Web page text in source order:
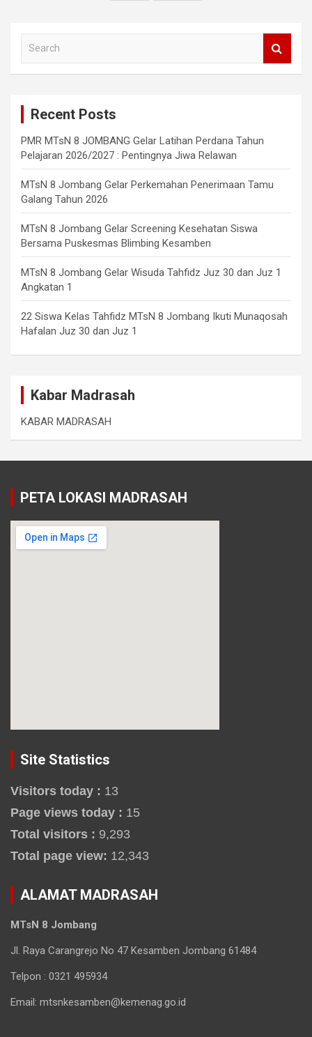
Recent Posts
PMR MTsN 8 JOMBANG Gelar Latihan Perdana Tahun
Pelajaran 2026/2027 : Pentingnya Jiwa Relawan
MTsN 8 Jombang Gelar Perkemahan Penerimaan Tamu
Galang Tahun 2026
MTsN 8 Jombang Gelar Screening Kesehatan Siswa
Bersama Puskesmas Blimbing Kesamben
MTsN 8 Jombang Gelar Wisuda Tahfidz Juz 30 dan Juz 1
Angkatan 1
22 Siswa Kelas Tahfidz MTsN 8 Jombang Ikuti Munaqosah
Hafalan Juz 30 dan Juz 1
Kabar Madrasah
KABAR MADRASAH
PETA LOKASI MADRASAH
Site Statistics
Visitors today : 13
Page views today : 15
Total visitors : 9,293
Total page view: 12,343
ALAMAT MADRASAH
MTsN 8 Jombang
Jl. Raya Carangrejo No 47 Kesamben Jombang 61484
Telpon : 0321 495934
Email: mtsnkesamben@kemenag.go.id